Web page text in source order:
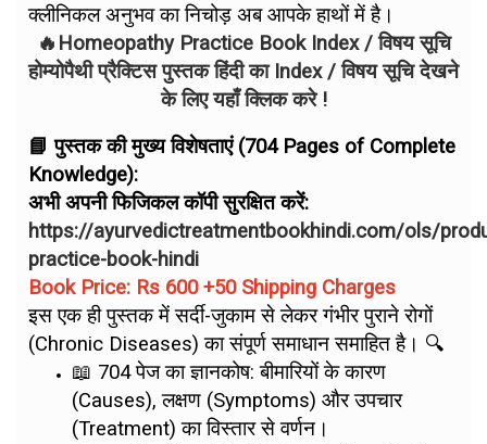
क्लीनिकल अनुभव का निचोड़ अब आपके हाथों में है।
🔥Homeopathy Practice Book Index / विषय सूचि
होम्योपैथी प्रैक्टिस पुस्तक हिंदी का Index / विषय सूचि देखने
के लिए यहाँ क्लिक करे !
📘 पुस्तक की मुख्य विशेषताएं (704 Pages of Complete
Knowledge):
अभी अपनी फिजिकल कॉपी सुरक्षित करें:
https://ayurvedictreatmentbookhindi.com/ols/
practice-book-hindi
Book Price: Rs 600 +50 Shipping Charges
इस एक ही पुस्तक में सर्दी-जुकाम से लेकर गंभीर पुराने रोगों
(Chronic Diseases) का संपूर्ण समाधान समाहित है। 🔍
📖 704 पेज का ज्ञानकोष: बीमारियों के कारण
(Causes), लक्षण (Symptoms) और उपचार
(Treatment) का विस्तार से वर्णन।